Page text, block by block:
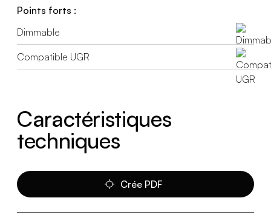
Points forts :
Dimmable
Compatible UGR
Caractéristiques
techniques
Crée PDF